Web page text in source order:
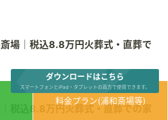
料金プラン(浦和斎場等)
ダウンロードはこちら
スマートフォンとiPad・タブレットの両方で使用できます。
場｜税込8.8万円火葬式・直葬で
税込8.8万円火葬式・直葬での家